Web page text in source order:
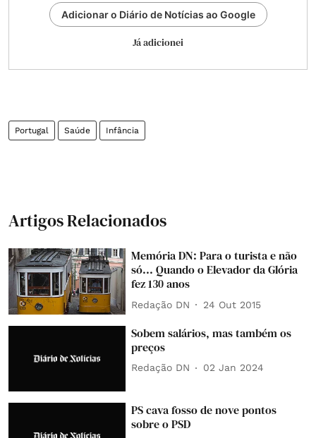
Adicionar o Diário de Notícias ao Google
Já adicionei
Portugal Saúde Infância
Artigos Relacionados
Memória DN: Para o turista e não
só... Quando o Elevador da Glória
fez 130 anos
Redação DN 24 Out 2015
Sobem salários, mas também os
preços
Redação DN 02 Jan 2024
PS cava fosso de nove pontos
sobre o PSD